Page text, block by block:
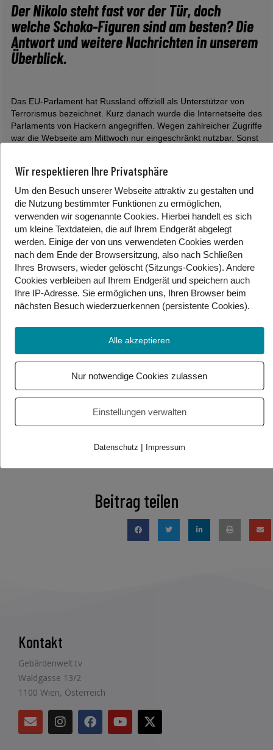
Der Nikolo steht fast vor der Tür, doch
welche Schoko-Figuren sind am besten? Die
Antwort und weitere Nachrichten in unserem
Überblick.
Das EU-Parlament hat Russland offiziell als Unterstützer von
Terrorismus bezeichnet. Kurz danach wurde die Internetseite des
Parlaments von Hackern angegriffen. Wegen zahlreicher Zugriffe
war die Webseite am Mittwoch nur eingeschränkt nutzbar. Sonst
Die neue Autobahn-Klebevignette für 2023 ist seit Dienstag
erhältlich. Sie ist pink und ab 1. Dezember gültig. Die digitale
Vignette kann man bereits seit 3. November kaufen, sie ist aber
erst 18 Tage nach Kauf gültig. Kauft man die digitale Vignette bei
den Autofahrer-Clubs ÖAMTC oder ARBÖ, gilt sie sofort. Für
Autos kostet die Vignette 96,40 Euro, für Motorräder 38,20 Euro.
Sie ist um 2,8 Prozent teurer als im vergangenen Jahr.
——————————————————————————————
Organisationen getestet. Dabei wird untersucht, unter welchen
Bedingungen sie hergestellt werden und welche Produkte dafür
verwendet werden. Das Ergebnis ist, dass nur 4 der 21
getesteten Schoko-Nikolos wirklich gut bewertet wurden. Der
EZE-Schoko Nikolo aus den Weltläden, der Riegelein Bio
Weihnachtsmann, der Billa Bio Nikolo und der Spar Natur Bio-
Nikolaus tragen das EU-Bio-Gütesiegel und das Fairtrade-
Beitrag teilen
Kontakt
Gebärdenwelt.tv
Waldgasse 13/2
1100 Wien, Österreich
Wir respektieren Ihre Privatsphäre
Um den Besuch unserer Webseite attraktiv zu gestalten und
die Nutzung bestimmter Funktionen zu ermöglichen,
verwenden wir sogenannte Cookies. Hierbei handelt es sich
um kleine Textdateien, die auf Ihrem Endgerät abgelegt
werden. Einige der von uns verwendeten Cookies werden
nach dem Ende der Browsersitzung, also nach Schließen
Ihres Browsers, wieder gelöscht (Sitzungs-Cookies). Andere
Cookies verbleiben auf Ihrem Endgerät und speichern auch
Ihre IP-Adresse. Sie ermöglichen uns, Ihren Browser beim
nächsten Besuch wiederzuerkennen (persistente Cookies).
Alle akzeptieren
Nur notwendige Cookies zulassen
Einstellungen verwalten
Datenschutz | Impressum